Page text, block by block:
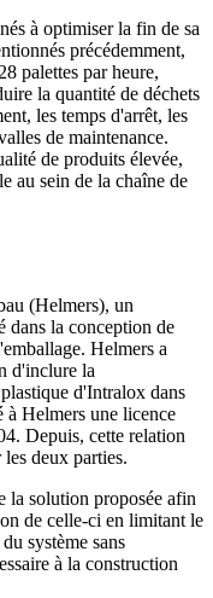
à optimiser la fin de sa
précédemment,
palettes par heure,
la quantité de déchets
les temps d'arrêt, les
de maintenance.
de produits élevée,
au sein de la chaîne de
(Helmers), un
dans la conception de
Helmers a
d'inclure la
d'Intralox dans
Helmers une licence
Depuis, cette relation
deux parties.
la solution proposée afin
de celle-ci en limitant le
système sans
à la construction